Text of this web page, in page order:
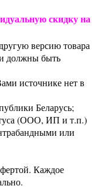
скидку на
версию товара
должны быть
источнике нет в
Беларусь;
(ООО, ИП и т.п.)
или
Каждое